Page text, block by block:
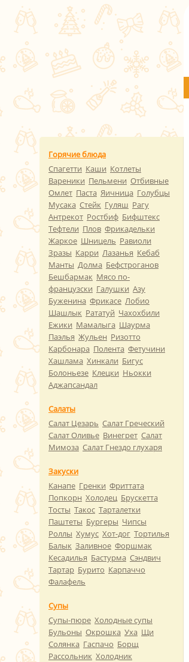
Горячие блюда
Спагетти Каши Котлеты
Вареники Пельмени Отбивные
Омлет Паста Яичница Голубцы
Мусака Стейк Гуляш Рагу
Антрекот Ростбиф Бифштекс
Тефтели Плов Фрикадельки
Жаркое Шницель Равиоли
Зразы Карри Лазанья Кебаб
Манты Долма Бефстроганов
Бешбармак Мясо по-
французски Галушки Азу
Буженина Фрикасе Лобио
Шашлык Рататуй Чахохбили
Ежики Мамалыга Шаурма
Паэлья Жульен Ризотто
Карбонара Полента Фетучини
Хашлама Хинкали Бигус
Болоньезе Клецки Ньокки
Аджапсандал
Салаты
Салат Цезарь Салат Греческий
Салат Оливье Винегрет Салат
Мимоза Салат Гнездо глухаря
Закуски
Канапе Гренки Фриттата
Попкорн Холодец Брускетта
Тосты Такос Тарталетки
Паштеты Бургеры Чипсы
Роллы Хумус Хот-дог Тортилья
Балык Заливное Форшмак
Кесадилья Бастурма Сэндвич
Тартар Бурито Карпаччо
Фалафель
Супы
Супы-пюре Холодные супы
Бульоны Окрошка Уха Щи
Солянка Гаспачо Борщ
Рассольник Холодник